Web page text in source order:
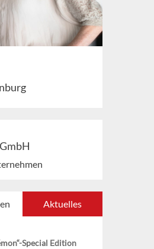
Aktuelles
Special Edition